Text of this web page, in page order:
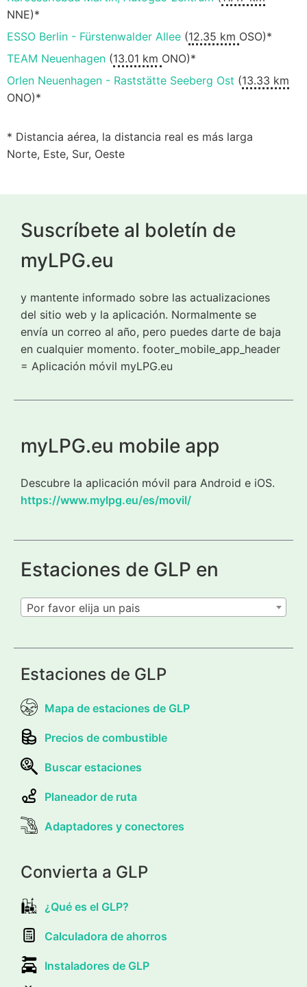
NNE)*
ESSO Berlin - Fürstenwalder Allee (12.35 km OSO)*
TEAM Neuenhagen (13.01 km ONO)*
Orlen Neuenhagen - Raststätte Seeberg Ost (13.33 km
ONO)*
* Distancia aérea, la distancia real es más larga
Norte, Este, Sur, Oeste
Suscríbete al boletín de
myLPG.eu
y mantente informado sobre las actualizaciones
del sitio web y la aplicación. Normalmente se
envía un correo al año, pero puedes darte de baja
en cualquier momento. footer_mobile_app_header
= Aplicación móvil myLPG.eu
myLPG.eu mobile app
Descubre la aplicación móvil para Android e iOS.
https://www.mylpg.eu/es/movil/
Estaciones de GLP en
Por favor elija un pais
Estaciones de GLP
Mapa de estaciones de GLP
Precios de combustible
Buscar estaciones
Planeador de ruta
Adaptadores y conectores
Convierta a GLP
¿Qué es el GLP?
Calculadora de ahorros
Instaladores de GLP